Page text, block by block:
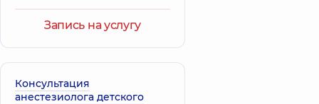
Запись на услугу
Консультация
анестезиолога детского